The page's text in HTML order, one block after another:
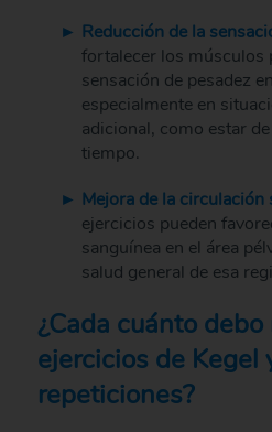
Reducción de la
fortalecer los músculos
sensación de pesadez
especialmente en
adicional, como estar
tiempo.
Mejora de la circulación
ejercicios pueden
sanguínea en el área
salud general de esa
¿Cada cuánto
ejercicios de Kegel
repeticiones?